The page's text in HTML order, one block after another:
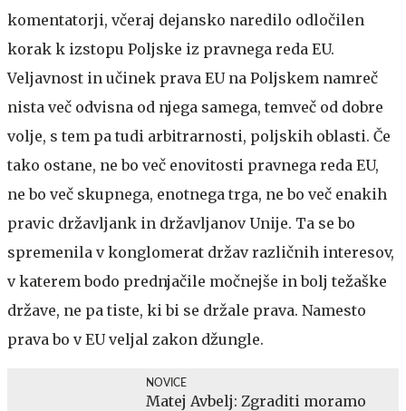
komentatorji, včeraj dejansko naredilo odločilen
korak k izstopu Poljske iz pravnega reda EU.
Veljavnost in učinek prava EU na Poljskem namreč
nista več odvisna od njega samega, temveč od dobre
volje, s tem pa tudi arbitrarnosti, poljskih oblasti. Če
tako ostane, ne bo več enovitosti pravnega reda EU,
ne bo več skupnega, enotnega trga, ne bo več enakih
pravic državljank in državljanov Unije. Ta se bo
spremenila v konglomerat držav različnih interesov,
v katerem bodo prednjačile močnejše in bolj težaške
države, ne pa tiste, ki bi se držale prava. Namesto
prava bo v EU veljal zakon džungle.
NOVICE
Matej Avbelj: Zgraditi moramo